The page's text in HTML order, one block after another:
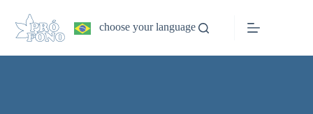
conteúdo
choose your language